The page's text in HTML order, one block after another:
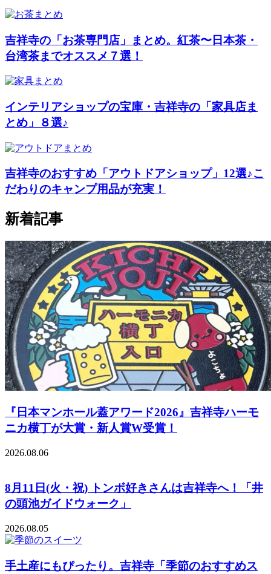
吉祥寺の「お茶専門店」まとめ。紅茶〜日本茶・
台湾茶までオススメ７選！
インテリアショップの宝庫・吉祥寺の「家具店ま
とめ」８選♪
吉祥寺のおすすめ「アウトドアショップ」12選♪こ
だわりのキャンプ用品が充実！
新着記事
『日本マンホール蓋アワード2026』吉祥寺ハーモ
ニカ横丁が大賞・新人賞W受賞！
2026.08.06
8月11日(火・祝) トンボ好きさんは吉祥寺へ！「井
の頭池ガイドウォーク」
2026.08.05
手土産にもぴったり。吉祥寺「季節のおすすめス